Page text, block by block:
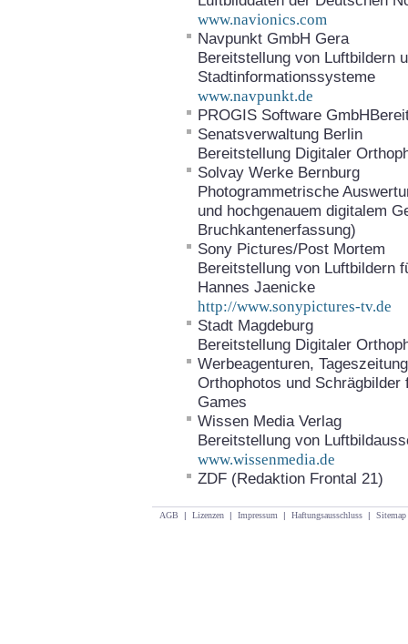
www.navionics.com
Navpunkt GmbH Gera
Bereitstellung von Luftbildern
Stadtinformationssysteme
www.navpunkt.de
PROGIS Software
Senatsverwaltung Berlin
Bereitstellung Digitaler
Solvay Werke Bernburg
Photogrammetrische
und hochgenauem digitalem
Bruchkantenerfassung)
Sony Pictures/Post Mortem
Bereitstellung von Luftbildern
Hannes Jaenicke
http://www.sonypictures-tv.de
Stadt Magdeburg
Bereitstellung Digitaler
Werbeagenturen,
Orthophotos und
Games
Wissen Media Verlag
Bereitstellung von
www.wissenmedia.de
ZDF (Redaktion Frontal 21)
AGB | Lizenzen | Impressum | Haftungsausschluss | Sitemap